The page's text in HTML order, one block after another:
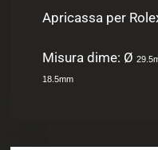
Apricassa per
Misura dime: Ø
18.5mm